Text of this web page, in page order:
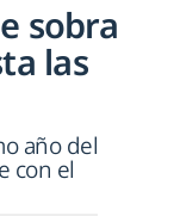
sobra
las
año del
con el